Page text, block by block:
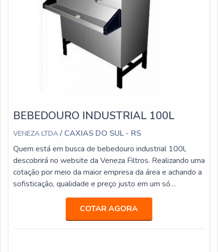
BEBEDOURO INDUSTRIAL 100L
VENEZA LTDA / CAXIAS DO SUL - RS
Quem está em busca de bebedouro industrial 100l,
descobrirá no website da Veneza Filtros. Realizando uma
cotação por meio da maior empresa da área e achando a
sofisticação, qualidade e preço justo em um só
lugar.Quando a temática é bebedouro industrial 100l,
com os melhores profissionais da Veneza Filtros o
cliente receberá precisão com pagamento acessível.UM
POUCO MAIS SOBRE BEBEDOURO INDUSTRIAL
COTAR AGORA